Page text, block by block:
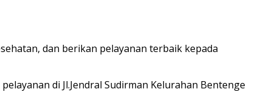
dan berikan pelayanan terbaik kepada
di Jl.Jendral Sudirman Kelurahan Bentenge